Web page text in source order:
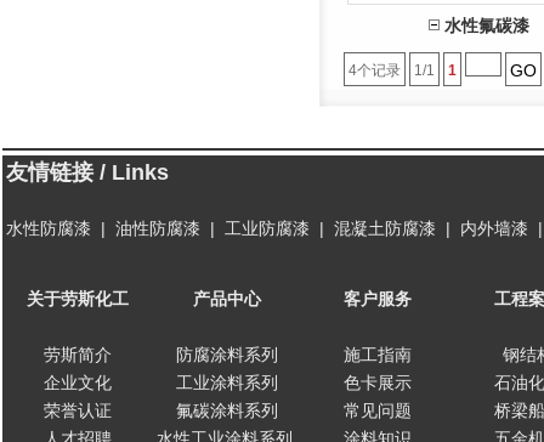
水性氟碳漆
4个记录 1/1 1 GO
友情链接 / Links
水性防腐漆 | 油性防腐漆 | 工业防腐漆 | 混凝土防腐漆 | 内外墙漆
关于劳斯化工
劳斯简介
企业文化
荣誉认证
产品中心
防腐涂料系列
工业涂料系列
氟碳涂料系列
客户服务
施工指南
色卡展示
常见问题
工程
钢结
石油
桥梁